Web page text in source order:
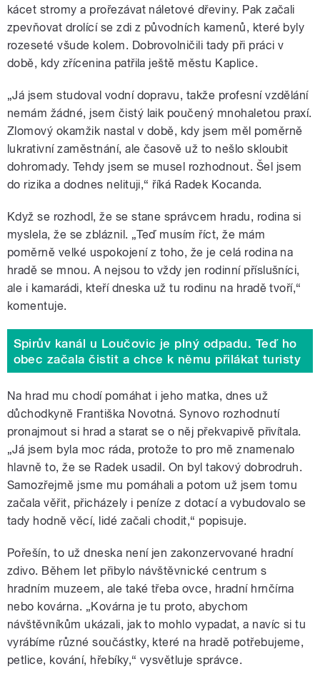
kácet stromy a prořezávat náletové dřeviny. Pak začali
zpevňovat drolící se zdi z původních kamenů, které byly
rozeseté všude kolem. Dobrovolničili tady při práci v
době, kdy zřícenina patřila ještě městu Kaplice.
„Já jsem studoval vodní dopravu, takže profesní vzdělání
nemám žádné, jsem čistý laik poučený mnohaletou praxí.
Zlomový okamžik nastal v době, kdy jsem měl poměrně
lukrativní zaměstnání, ale časově už to nešlo skloubit
dohromady. Tehdy jsem se musel rozhodnout. Šel jsem
do rizika a dodnes nelituji,“ říká Radek Kocanda.
Když se rozhodl, že se stane správcem hradu, rodina si
myslela, že se zbláznil. „Teď musím říct, že mám
poměrně velké uspokojení z toho, že je celá rodina na
hradě se mnou. A nejsou to vždy jen rodinní příslušníci,
ale i kamarádi, kteří dneska už tu rodinu na hradě tvoří,“
komentuje.
Spirův kanál u Loučovic je plný odpadu. Teď ho
obec začala čistit a chce k němu přilákat turisty
Na hrad mu chodí pomáhat i jeho matka, dnes už
důchodkyně Františka Novotná. Synovo rozhodnutí
pronajmout si hrad a starat se o něj překvapivě přivítala.
„Já jsem byla moc ráda, protože to pro mě znamenalo
hlavně to, že se Radek usadil. On byl takový dobrodruh.
Samozřejmě jsme mu pomáhali a potom už jsem tomu
začala věřit, přicházely i peníze z dotací a vybudovalo se
tady hodně věcí, lidé začali chodit,“ popisuje.
Pořešín, to už dneska není jen zakonzervované hradní
zdivo. Během let přibylo návštěvnické centrum s
hradním muzeem, ale také třeba ovce, hradní hrnčírna
nebo kovárna. „Kovárna je tu proto, abychom
návštěvníkům ukázali, jak to mohlo vypadat, a navíc si tu
vyrábíme různé součástky, které na hradě potřebujeme,
petlice, kování, hřebíky,“ vysvětluje správce.